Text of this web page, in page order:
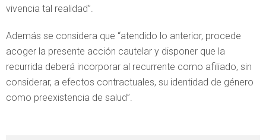
vivencia tal realidad”.
Además se considera que “atendido lo anterior, procede
acoger la presente acción cautelar y disponer que la
recurrida deberá incorporar al recurrente como afiliado, sin
considerar, a efectos contractuales, su identidad de género
como preexistencia de salud”.